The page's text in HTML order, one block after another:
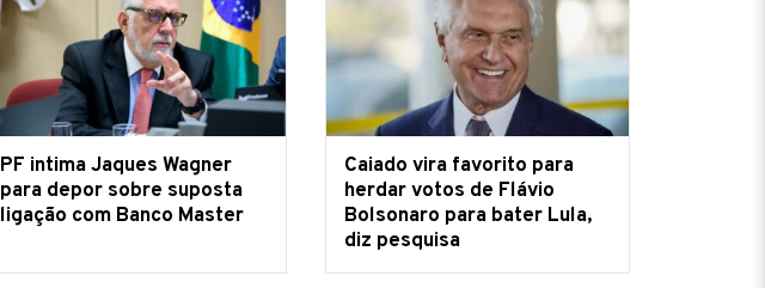
PF intima Jaques Wagner
para depor sobre suposta
ligação com Banco Master
Caiado vira favorito para
herdar votos de Flávio
Bolsonaro para bater Lula,
diz pesquisa